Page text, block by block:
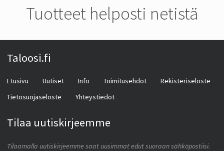
Tuotteet helposti netistä
Taloosi.fi
Etusivu Uutiset Info Toimitusehdot
Rekisteriseloste
Tietosuojaseloste
Yhteystiedot
Tilaa uutiskirjeemme
Tilaamalla uutiskirjeemme saat uusimmat edut suoraan sähköpostiisi.